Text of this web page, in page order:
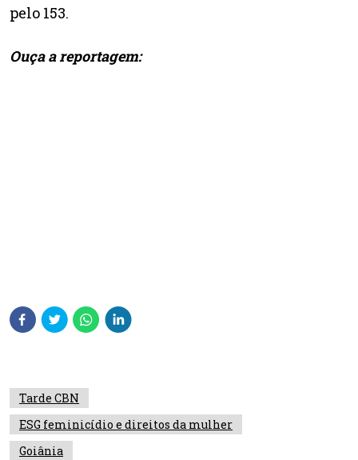
pelo 153.
Ouça a reportagem:
Tarde CBN
ESG feminicídio e direitos da mulher
Goiânia